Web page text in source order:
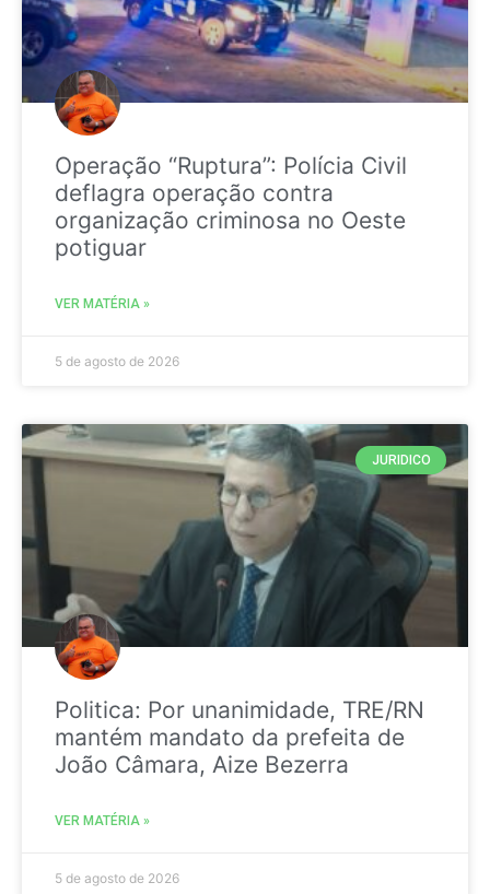
Operação “Ruptura”: Polícia Civil
deflagra operação contra
organização criminosa no Oeste
potiguar
VER MATÉRIA »
5 de agosto de 2026
JURIDICO
Politica: Por unanimidade, TRE/RN
mantém mandato da prefeita de
João Câmara, Aize Bezerra
VER MATÉRIA »
5 de agosto de 2026